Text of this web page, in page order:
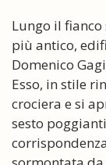
Lungo il
più antico,
Domenico
Esso, in stile
crociera e si
sesto